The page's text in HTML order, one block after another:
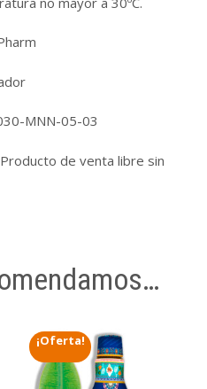
MNN-05-03
de venta libre sin
¡Oferta!